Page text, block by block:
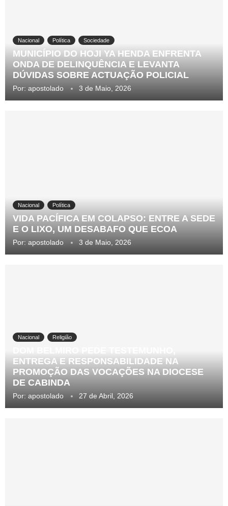
Nacional Política Sociedade
MUNICÍPIO DO HOJI YA HENDA ENFRENTA
ONDA DE DELINQUÊNCIA E LEVANTA
DÚVIDAS SOBRE ACTUAÇÃO POLICIAL
Por: apostolado 3 de Maio, 2026
Nacional Política
VIDA PACÍFICA EM COLAPSO: ENTRE A SEDE
E O LIXO, UM DESABAFO QUE ECOA
Por: apostolado 3 de Maio, 2026
Nacional Religião
ENTREGA E RESPONSABILIDADE NA
PROMOÇÃO DAS VOCAÇÕES NA DIOCESE
DE CABINDA
Por: apostolado 27 de Abril, 2026